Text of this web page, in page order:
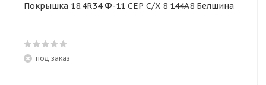
Покрышка 18.4R34 Ф-11 СЕР С/Х 8 144А8 Белшина
под заказ